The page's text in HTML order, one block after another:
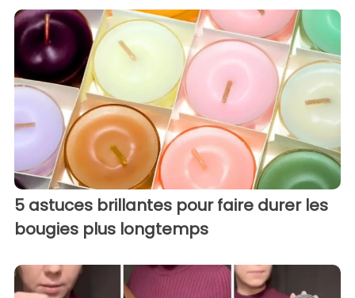
5 astuces brillantes pour faire durer les
bougies plus longtemps